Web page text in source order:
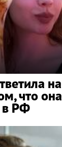
на
что она
в РФ